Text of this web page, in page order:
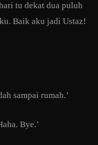
tu dekat dua puluh
Baik aku jadi Ustaz!
sampai rumah.’
Bye.’